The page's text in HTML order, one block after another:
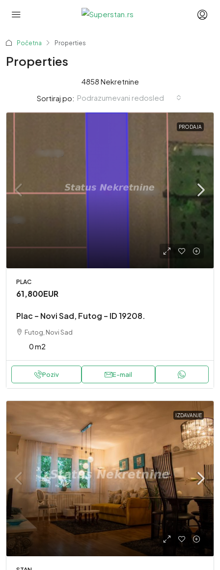
Početna Properties
Properties
4858 Nekretnine
Sortiraj po: Podrazumevani redosled
PRODAJA
PLAC
61,800EUR
Plac – Novi Sad, Futog – ID 19208.
Futog, Novi Sad
0 m2
Poziv E-mail
IZDAVANJE